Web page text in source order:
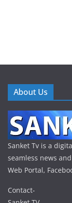
About Us
Sanket Tv is a
seamless news
Web Portal,
Contact-